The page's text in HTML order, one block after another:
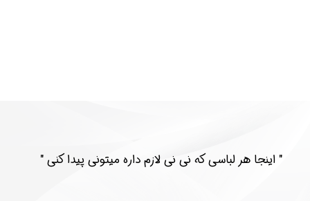
​​" اینجا هر لباسی که نی نی لازم داره میتونی پیدا کنی "​​​​​​​​​​​​​​